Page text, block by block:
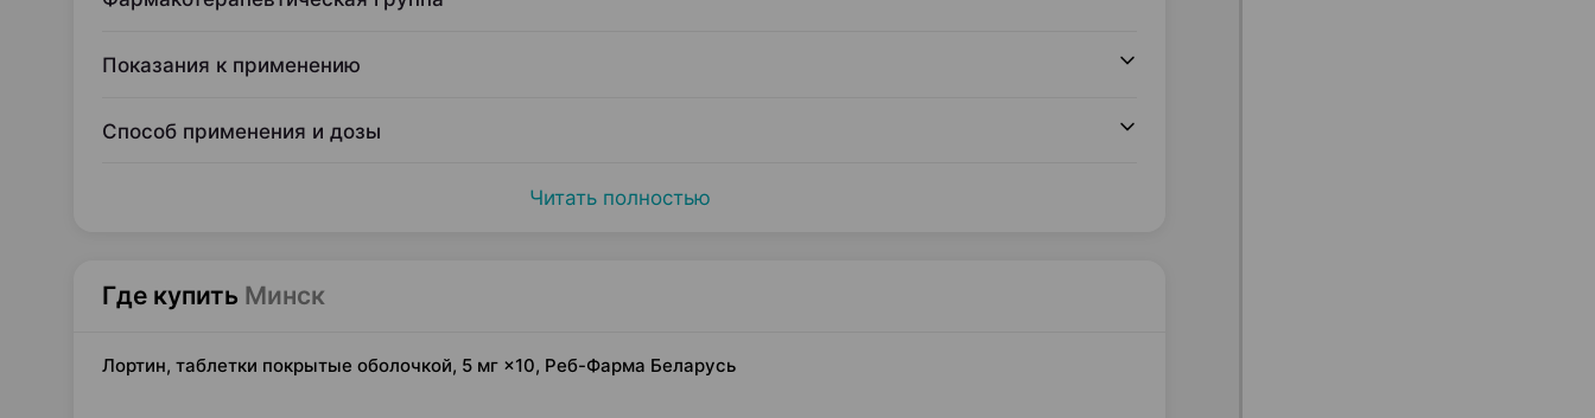
Показания к применению
Способ применения и дозы
Читать полностью
Где купить Минск
Лортин, таблетки покрытые оболочкой, 5 мг ×10, Реб-Фарма Беларусь